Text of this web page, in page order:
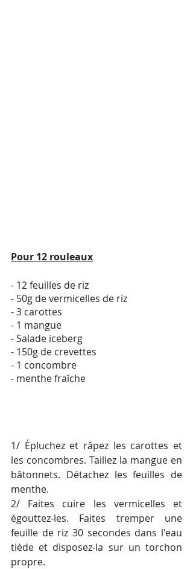
Pour 12 rouleaux
- 12 feuilles de riz
- 50g de vermicelles de riz
- 3 carottes
- 1 mangue
- Salade iceberg
- 150g de crevettes
- 1 concombre
- menthe fraîche
1/ Épluchez et râpez les carottes et
les concombres. Taillez la mangue en
bâtonnets. Détachez les feuilles de
menthe.
2/ Faites cuire les vermicelles et
égouttez-les. Faites tremper une
feuille de riz 30 secondes dans l'eau
tiède et disposez-la sur un torchon
propre.